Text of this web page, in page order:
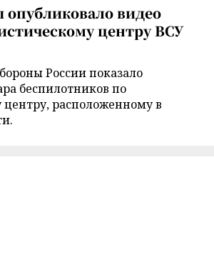
видео
центру ВСУ
России показало
беспилотников по
центру, расположенному в